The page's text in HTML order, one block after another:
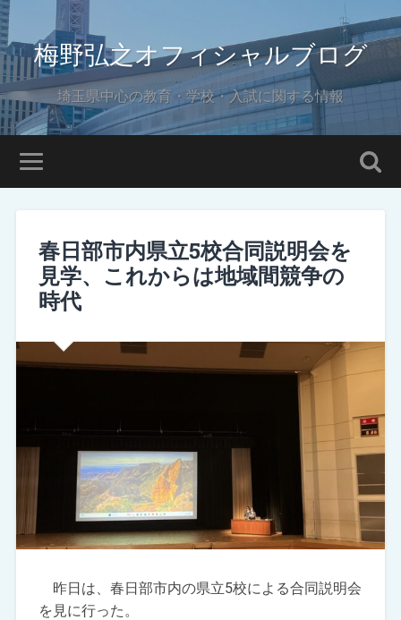
梅野弘之オフィシャルブログ
埼玉県中心の教育・学校・入試に関する情報
春日部市内県立5校合同説明会を
見学、これからは地域間競争の
時代
昨日は、春日部市内の県立5校による合同説明会
を見に行った。